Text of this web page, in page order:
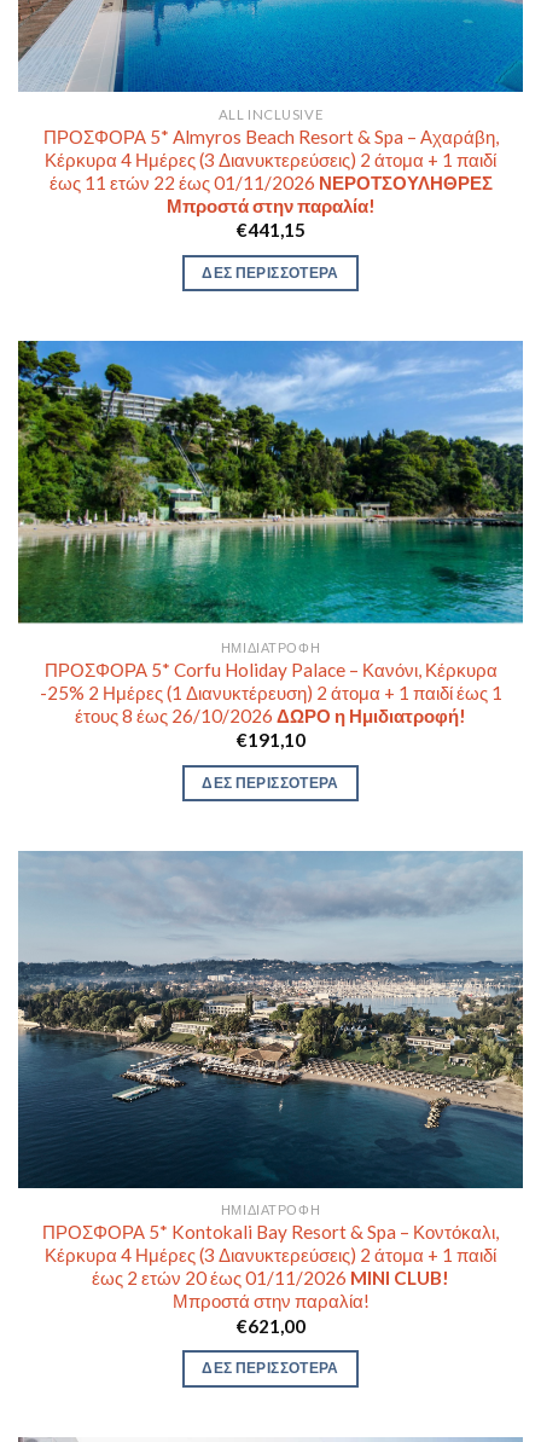
ALL INCLUSIVE
ΠΡΟΣΦΟΡΑ 5* Almyros Beach Resort & Spa – Αχαράβη,
Κέρκυρα 4 Ημέρες (3 Διανυκτερεύσεις) 2 άτομα + 1 παιδί
έως 11 ετών 22 έως 01/11/2026 ΝΕΡΟΤΣΟΥΛΗΘΡΕΣ
Μπροστά στην παραλία!
€441,15
ΔΕΣ ΠΕΡΙΣΣΟΤΕΡΑ
ΗΜΙΔΙΑΤΡΟΦΉ
ΠΡΟΣΦΟΡΑ 5* Corfu Holiday Palace – Κανόνι, Κέρκυρα
-25% 2 Ημέρες (1 Διανυκτέρευση) 2 άτομα + 1 παιδί έως 1
έτους 8 έως 26/10/2026 ΔΩΡΟ η Ημιδιατροφή!
€191,10
ΔΕΣ ΠΕΡΙΣΣΟΤΕΡΑ
ΗΜΙΔΙΑΤΡΟΦΉ
ΠΡΟΣΦΟΡΑ 5* Kontokali Bay Resort & Spa – Κοντόκαλι,
Κέρκυρα 4 Ημέρες (3 Διανυκτερεύσεις) 2 άτομα + 1 παιδί
έως 2 ετών 20 έως 01/11/2026 MINI CLUB!
Μπροστά στην παραλία!
€621,00
ΔΕΣ ΠΕΡΙΣΣΟΤΕΡΑ